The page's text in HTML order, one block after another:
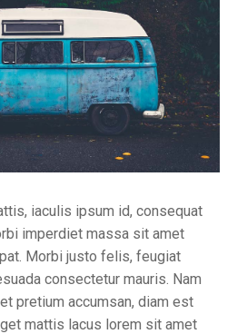
iaculis ipsum id, consequat
imperdiet massa sit amet
Morbi justo felis, feugiat
consectetur mauris. Nam
pretium accumsan, diam est
mattis lacus lorem sit amet